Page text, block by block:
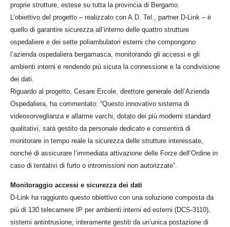
proprie strutture, estese su tutta la provincia di Bergamo.
L’obiettivo del progetto – realizzato con A.D. Tel., partner D-Link – è
quello di garantire sicurezza all’interno delle quattro strutture
ospedaliere e dei sette poliambulatori esterni che compongono
l’azienda ospedaliera bergamasca, monitorando gli accessi e gli
ambienti interni e rendendo più sicura la connessione e la condivisione
dei dati.
Riguardo al progetto, Cesare Ercole, direttore generale dell’Azienda
Ospedaliera, ha commentato: “Questo innovativo sistema di
videosorveglianza e allarme varchi, dotato dei più moderni standard
qualitativi, sarà gestito da personale dedicato e consentirà di
monitorare in tempo reale la sicurezza delle strutture interessate,
nonché di assicurare l’immediata attivazione delle Forze dell’Ordine in
caso di tentativi di furto o intromissioni non autorizzate”.
Monitoraggio accessi e sicurezza dei dati
D-Link ha raggiunto questo obiettivo con una soluzione composta da
più di 130 telecamere IP per ambienti interni ed esterni (DCS-3110),
sistemi antintrusione, interamente gestiti da un’unica postazione di